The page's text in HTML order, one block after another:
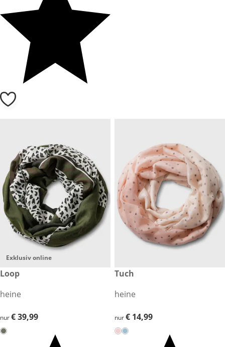
Exklusiv online
€ 39,99
Loop
heine
€ 39,99
nur€ 39,99
€ 14,99
Tuch
heine
€ 14,99
nur€ 14,99